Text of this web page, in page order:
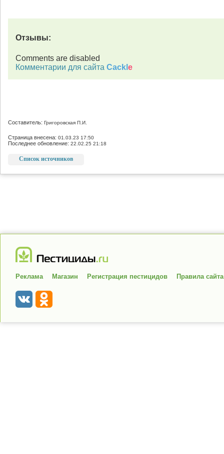
Отзывы:
Comments are disabled
Комментарии для сайта Cackl e
Составитель: Григоровская П.И.
Страница внесена: 01.03.23 17:50
Последнее обновление: 22.02.25 21:18
Список источников
Реклама Магазин Регистрация пестицидов Правила сайта